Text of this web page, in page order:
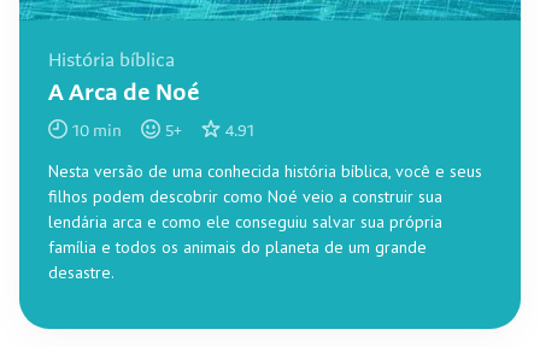
História bíblica
A Arca de Noé
10 min 5+ 4.91
Nesta versão de uma conhecida história bíblica, você e seus
filhos podem descobrir como Noé veio a construir sua
lendária arca e como ele conseguiu salvar sua própria
família e todos os animais do planeta de um grande
desastre.